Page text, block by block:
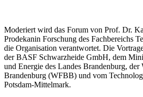
Moderiert wird das Forum von Prof. Dr.
Prodekanin Forschung des Fachbereichs
die Organisation verantwortet. Die
der BASF Schwarzheide GmbH, dem
und Energie des Landes Brandenburg, der
Brandenburg (WFBB) und vom
Potsdam-Mittelmark.